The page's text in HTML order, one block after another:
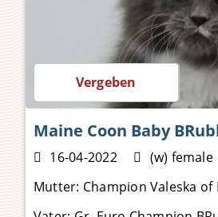
Preis auf Anfrage
Vergeben
Maine Coon Baby
16-04-2022 (w) female
Mutter: Champion Valeska of